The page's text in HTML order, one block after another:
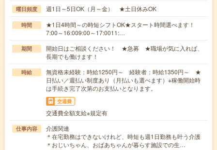
曜日頻度 週1日～5日OK（月～金） ★土日休みOK
時間
★1日4時間～の時短シフトOK★スタート時間選べます！
7:00～16:009:00～17:0011:…
期間
開始日はご相談ください！ ★急募 ★職場が気に入れば、
長期でも働けます！
時給
無資格未経験：時給1250円～ 経験者：時給1350円～ ★
日払い／週払い制度あり（月払いも選べます）※稼働開始時
は手続き完了次第のお支払いとなります。
交通費
交通費全額支給※規定有
仕事内容
介護関連
＊在宅勤務はできないけれど、時短も週1日勤務も叶う介護
＊おじいちゃん、おばあちゃんが暮らす施設での生…